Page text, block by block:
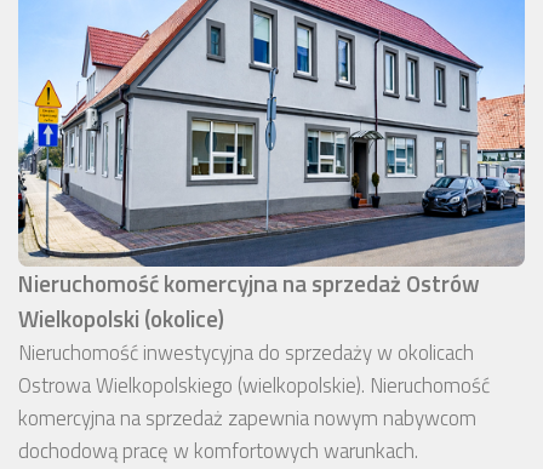
Nieruchomość komercyjna na sprzedaż Ostrów
Wielkopolski (okolice)
Nieruchomość inwestycyjna do sprzedaży w okolicach
Ostrowa Wielkopolskiego (wielkopolskie). Nieruchomość
komercyjna na sprzedaż zapewnia nowym nabywcom
dochodową pracę w komfortowych warunkach.